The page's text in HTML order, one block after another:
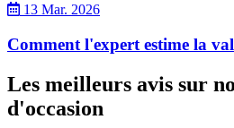
13 Mar. 2026
Comment l'expert estime la
Les meilleurs avis sur
d'occasion